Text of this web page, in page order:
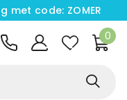
met code: ZOMER
0